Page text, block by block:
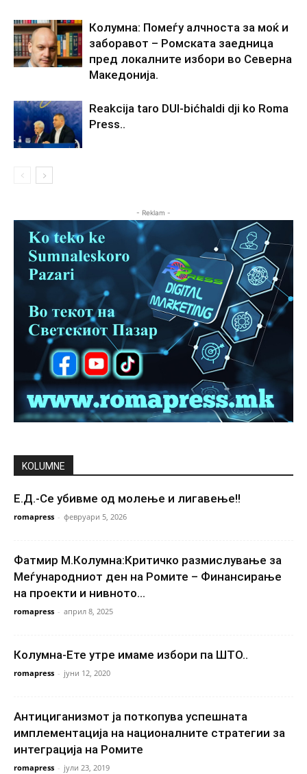
Колумна: Помеѓу алчноста за моќ и
заборавот – Ромската заедница
пред локалните избори во Северна
Македонија.
Reakcija taro DUI-bićhaldi dji ko Roma
Press..
- Reklam -
KOLUMNE
Е.Д.-Се убивме од молење и лигавење!!
romapress - февруари 5, 2026
Фатмир М.Колумна:Критичко размислување за
Меѓународниот ден на Ромите – Финансирање
на проекти и нивното...
romapress - април 8, 2025
Колумна-Ете утре имаме избори па ШТО..
romapress - јуни 12, 2020
Антициганизмот ја поткопува успешната
имплементација на националните стратегии за
интеграција на Ромите
romapress - јули 23, 2019